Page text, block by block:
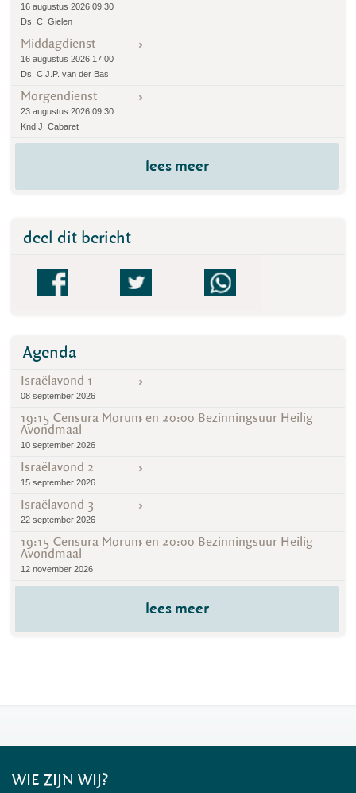
16 augustus 2026 09:30
Ds. C. Gielen
Middagdienst
16 augustus 2026 17:00
Ds. C.J.P. van der Bas
Morgendienst
23 augustus 2026 09:30
Knd J. Cabaret
lees meer
deel dit bericht
Agenda
Israëlavond 1
08 september 2026
19:15 Censura Morum en 20:00 Bezinningsuur Heilig
Avondmaal
10 september 2026
Israëlavond 2
15 september 2026
Israëlavond 3
22 september 2026
19:15 Censura Morum en 20:00 Bezinningsuur Heilig
Avondmaal
12 november 2026
lees meer
WIE ZIJN WIJ?